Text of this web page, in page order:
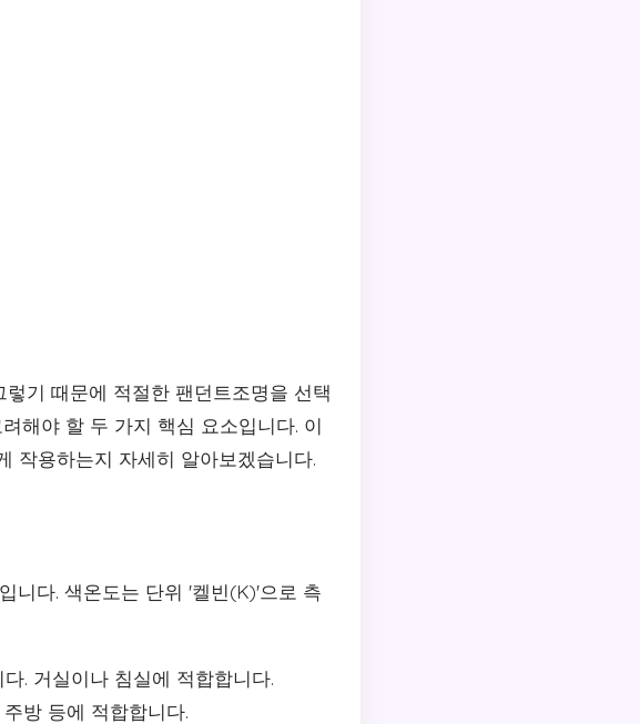
기 때문에 적절한 팬던트조명을 선택
해야 할 두 가지 핵심 요소입니다. 이
작용하는지 자세히 알아보겠습니다.
니다. 색온도는 단위 '켈빈(K)'으로 측
. 거실이나 침실에 적합합니다.
방 등에 적합합니다.